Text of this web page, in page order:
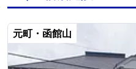
元町・函館山